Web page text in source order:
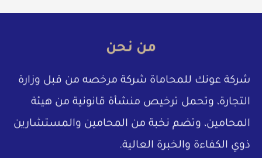
من نحن
شركة عونك للمحاماة شركة مرخصه من قبل وزارة
التجارة، وتحمل ترخيص منشأة قانونية من هيئة
المحامين، وتضم نخبة من المحامين والمستشارين
ذوي الكفاءة والخبرة العالية.